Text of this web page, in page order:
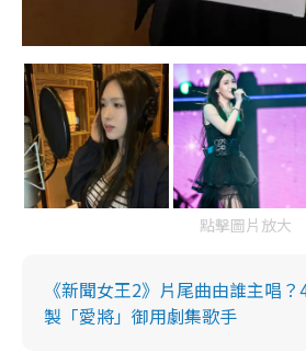
點擊圖片放大
《新聞女王2》片尾曲由誰主唱
製「愛將」御用劇集歌手